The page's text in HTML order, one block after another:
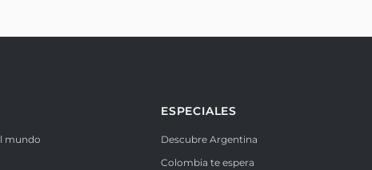
mundo
ESPECIALES
Descubre Argentina
Colombia te espera